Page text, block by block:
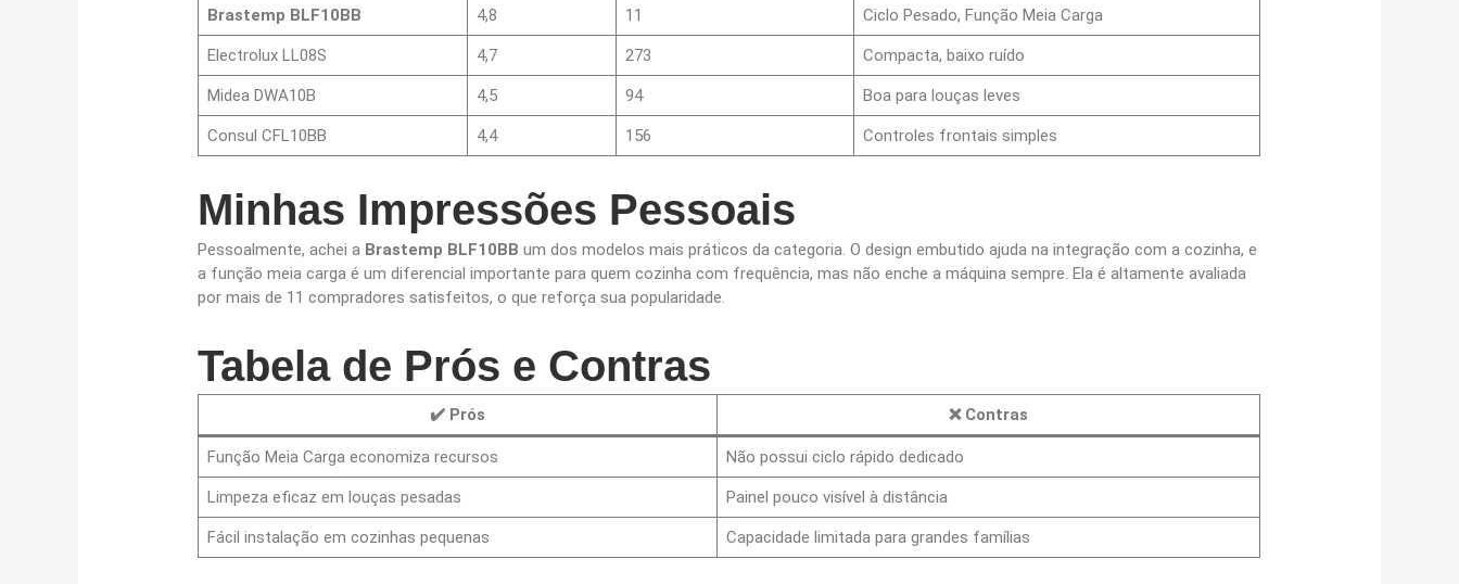
Brastemp BLF10BB 4,8 11 Ciclo Pesado, Função Meia Carga
Electrolux LL08S 4,7 273 Compacta, baixo ruído
Midea DWA10B 4,5 94 Boa para louças leves
Consul CFL10BB 4,4 156 Controles frontais simples
Minhas Impressões Pessoais
Pessoalmente, achei a Brastemp BLF10BB um dos modelos mais práticos da categoria. O design embutido ajuda na integração com a cozinha, e
a função meia carga é um diferencial importante para quem cozinha com frequência, mas não enche a máquina sempre. Ela é altamente avaliada
por mais de 11 compradores satisfeitos, o que reforça sua popularidade.
Tabela de Prós e Contras
✔️ Prós ❌ Contras
Função Meia Carga economiza recursos Não possui ciclo rápido dedicado
Limpeza eficaz em louças pesadas Painel pouco visível à distância
Fácil instalação em cozinhas pequenas Capacidade limitada para grandes famílias